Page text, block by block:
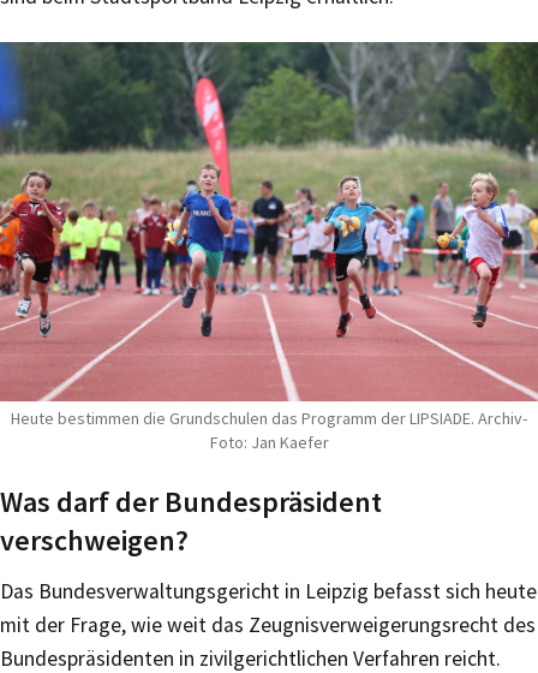
Heute bestimmen die Grundschulen das Programm der LIPSIADE. Archiv-
Foto: Jan Kaefer
Was darf der Bundespräsident
verschweigen?
Das Bundesverwaltungsgericht in Leipzig befasst sich heute
mit der Frage, wie weit das Zeugnisverweigerungsrecht des
Bundespräsidenten in zivilgerichtlichen Verfahren reicht.